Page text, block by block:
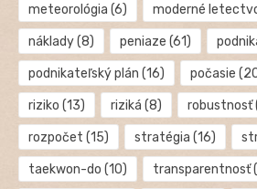
meteorológia (6) moderné
náklady(8) peniaze (61)
podnikateľský plán (16) počasie
riziko (13) riziká (8) robustnosť
rozpočet (15) stratégia (16)
taekwon-do (10) transparentnosť